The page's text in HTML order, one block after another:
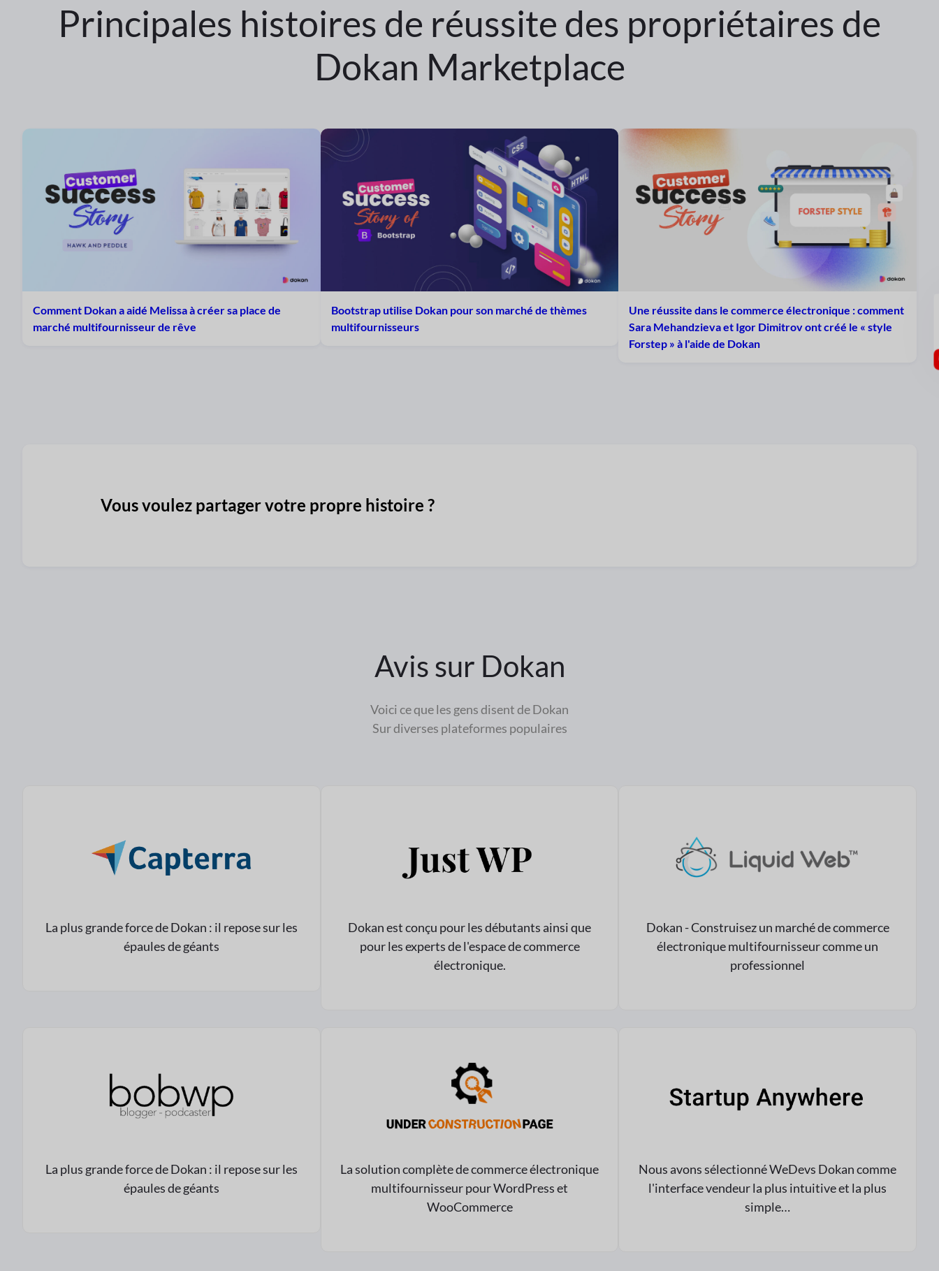
Principales histoires de réussite des propriétaires de
Dokan Marketplace
Comment Dokan a aidé Melissa à créer sa place de
marché multifournisseur de rêve
Bootstrap utilise Dokan pour son marché de thèmes
multifournisseurs
Une réussite dans le commerce électronique : comment
Sara Mehandzieva et Igor Dimitrov ont créé le « style
Forstep » à l'aide de Dokan
Vous voulez partager votre propre histoire ?
Avis sur Dokan
Voici ce que les gens disent de Dokan
Sur diverses plateformes populaires
La plus grande force de Dokan : il repose sur les
épaules de géants
Dokan est conçu pour les débutants ainsi que
pour les experts de l'espace de commerce
électronique.
Dokan - Construisez un marché de commerce
électronique multifournisseur comme un
professionnel
La plus grande force de Dokan : il repose sur les
épaules de géants
La solution complète de commerce électronique
multifournisseur pour WordPress et
WooCommerce
Nous avons sélectionné WeDevs Dokan comme
l'interface vendeur la plus intuitive et la plus
simple…